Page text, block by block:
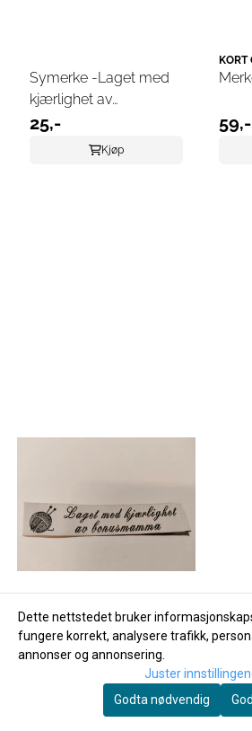
Symerke -Laget med
kjærlighet av
bonusbestemor
25,-
Kjøp
KORT
59,-
Dette nettstedet bruker
fungere korrekt, analysere trafikk,
annonser og annonsering.
Juster
Godta nødvendig